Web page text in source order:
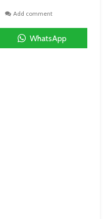
Add comment
WhatsApp